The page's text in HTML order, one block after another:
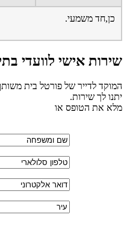
כן,חד משמעי.
שירות אישי לוועדי
המוקד לדייר של פורטל בית
יתנו לך שירות.
מלא את הטופס או